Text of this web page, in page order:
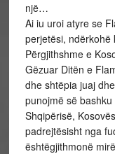
një…
Ai iu uroi atyre se
perjetësi, ndërkohë
Përgjithshme e
Gëzuar Ditën e
dhe shtëpia juaj
punojmë së
Shqipërisë,
padrejtësisht nga
ështëgjithmonë